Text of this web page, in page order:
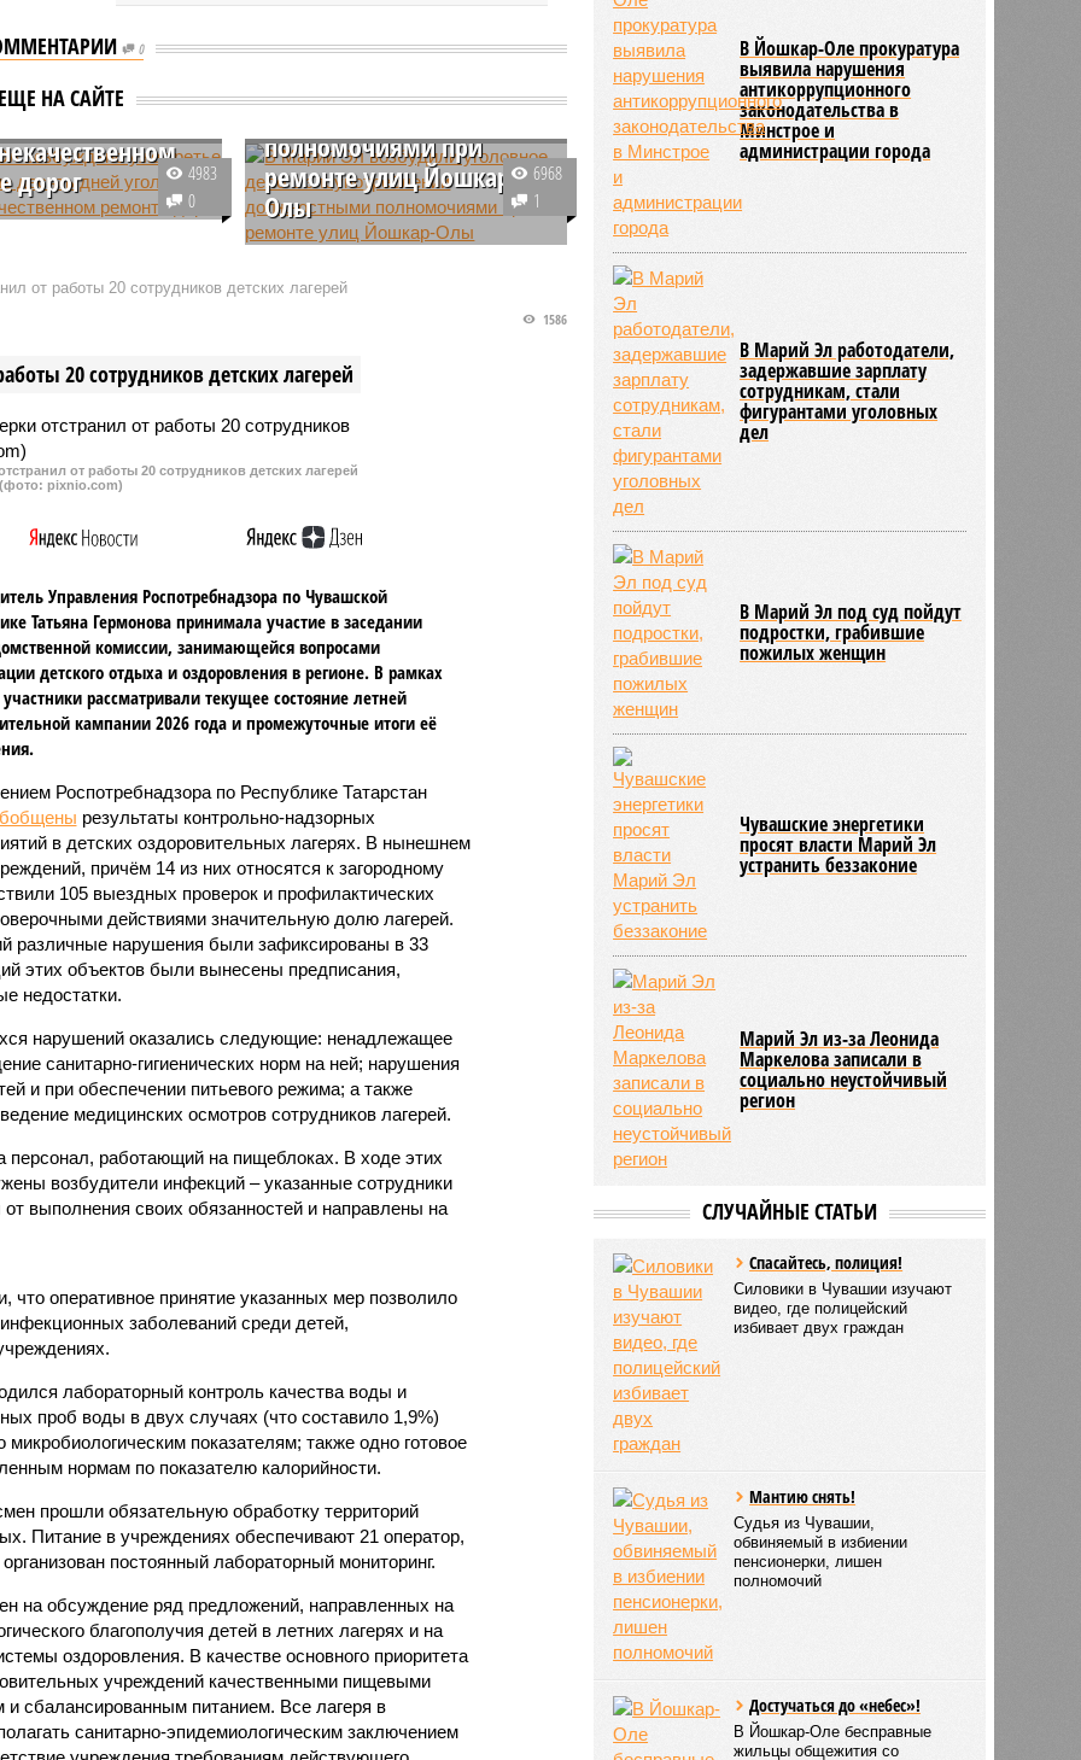
0
ЕЩЕ НА САЙТЕ
Эл возбуждено
за последние
дней уголовное
дорог
третье по счету
ремонта дорог,
4983
0
уголовное дело о
должностными
полномочиями при
ремонте улиц Йошкар-
Олы
В Республике Марий Эл
подозрению в злоупотреблении
«Безопасные и качественные
6968
1
от работы 20 сотрудников детских лагерей
20 сотрудников детских лагерей
1586
от работы 20 сотрудников детских лагерей
(фото: pixnio.com)
Управления Роспотребнадзора по Чувашской
Татьяна Гермонова принимала участие в заседании
комиссии, занимающейся вопросами
детского отдыха и оздоровления в регионе. В рамках
рассматривали текущее состояние летней
кампании 2026 года и промежуточные итоги её
Роспотребнадзора по Республике Татарстан
результаты контрольно-надзорных
в детских оздоровительных лагерях. В нынешнем
причём 14 из них относятся к загородному
105 выездных проверок и профилактических
действиями значительную долю лагерей.
различные нарушения были зафиксированы в 33
этих объектов были вынесены предписания,
недостатки.
нарушений оказались следующие: ненадлежащее
санитарно-гигиенических норм на ней; нарушения
и при обеспечении питьевого режима; а также
медицинских осмотров сотрудников лагерей.
работающий на пищеблоках. В ходе этих
возбудители инфекций – указанные сотрудники
выполнения своих обязанностей и направлены на
что оперативное принятие указанных мер позволило
заболеваний среди детей,
лабораторный контроль качества воды и
проб воды в двух случаях (что составило 1,9%)
показателям; также одно готовое
нормам по показателю калорийности.
прошли обязательную обработку территорий
Питание в учреждениях обеспечивают 21 оператор,
постоянный лабораторный мониторинг.
на обсуждение ряд предложений, направленных на
благополучия детей в летних лагерях и на
оздоровления. В качестве основного приоритета
учреждений качественными пищевыми
сбалансированным питанием. Все лагеря в
санитарно-эпидемиологическим заключением
В Йошкар-Оле прокуратура
выявила нарушения
антикоррупционного
законодательства в
Минстрое и
администрации города
В Марий Эл работодатели,
задержавшие зарплату
сотрудникам, стали
фигурантами уголовных
дел
В Марий Эл под суд пойдут
подростки, грабившие
пожилых женщин
Чувашские энергетики
просят власти Марий Эл
устранить беззаконие
Марий Эл из-за Леонида
Маркелова записали в
социально неустойчивый
регион
СЛУЧАЙНЫЕ СТАТЬИ
Спасайтесь, полиция!
Силовики в Чувашии изучают
видео, где полицейский
избивает двух граждан
Мантию снять!
Судья из Чувашии,
обвиняемый в избиении
пенсионерки, лишен
полномочий
Достучаться до «небес»!
В Йошкар-Оле бесправные
жильцы общежития со